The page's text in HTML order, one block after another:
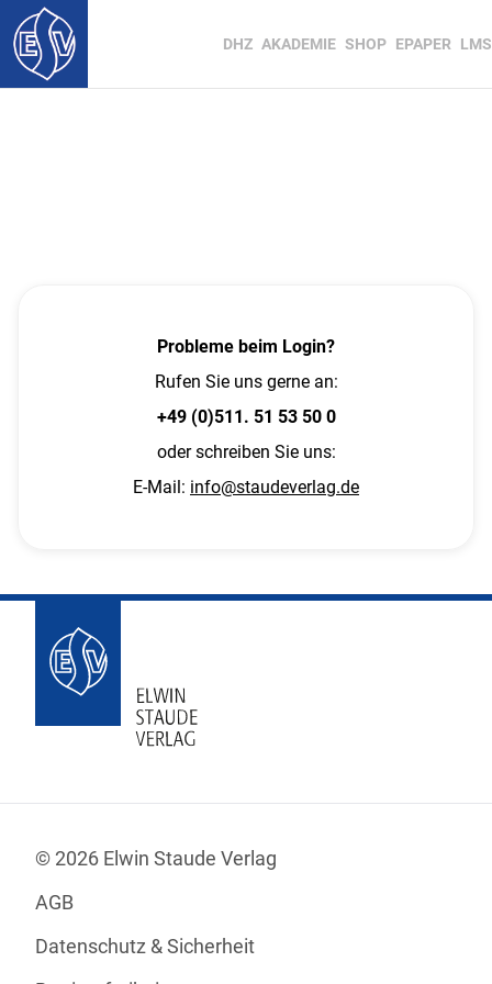
DHZ AKADEMIE SHOP EPAPER LMS
Probleme beim Login?
Rufen Sie uns gerne an:
+49 (0)511. 51 53 50 0
oder schreiben Sie uns:
E-Mail: info@staudeverlag.de
© 2026 Elwin Staude Verlag
AGB
Datenschutz & Sicherheit